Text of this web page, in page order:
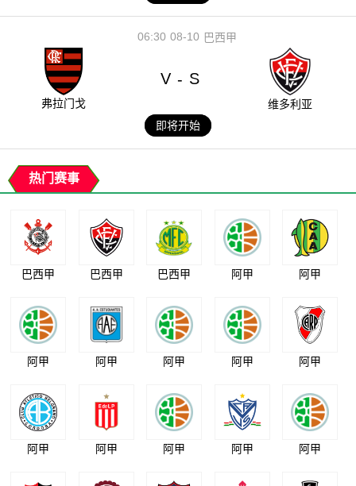
08-10
06:30 巴西甲
弗拉门戈
V - S
维多利亚
即将开始
热门赛事
巴西甲 巴西甲 巴西甲 阿甲 阿甲
阿甲 阿甲 阿甲 阿甲 阿甲
阿甲 阿甲 阿甲 阿甲 阿甲